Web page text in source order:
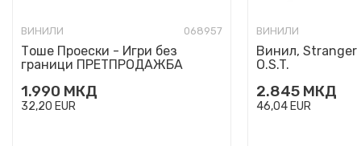
ВИНИЛИ 068957
Тоше Проески - Игри без
граници ПРЕТПРОДАЖБА
1.990 МКД
32,20 EUR
ВИНИЛИ
Винил, Stranger
O.S.T.
2.845 МКД
46,04EUR